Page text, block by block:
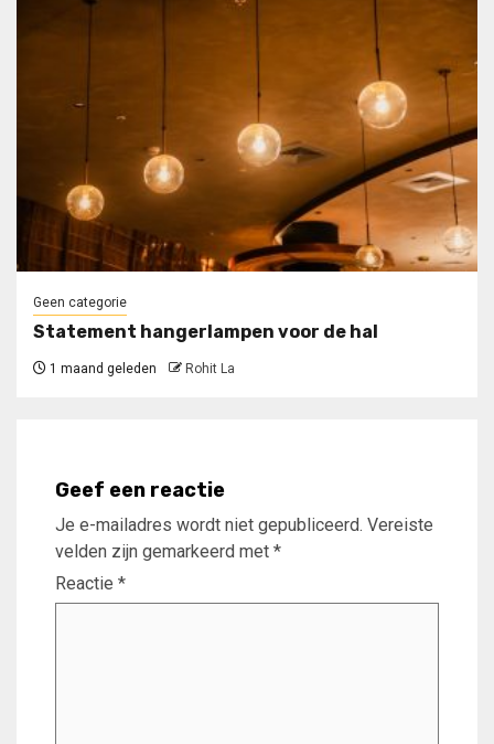
Geen categorie
Statement hangerlampen voor de hal
1 maand geleden Rohit La
Geef een reactie
Je e-mailadres wordt niet gepubliceerd. Vereiste
velden zijn gemarkeerd met *
Reactie *